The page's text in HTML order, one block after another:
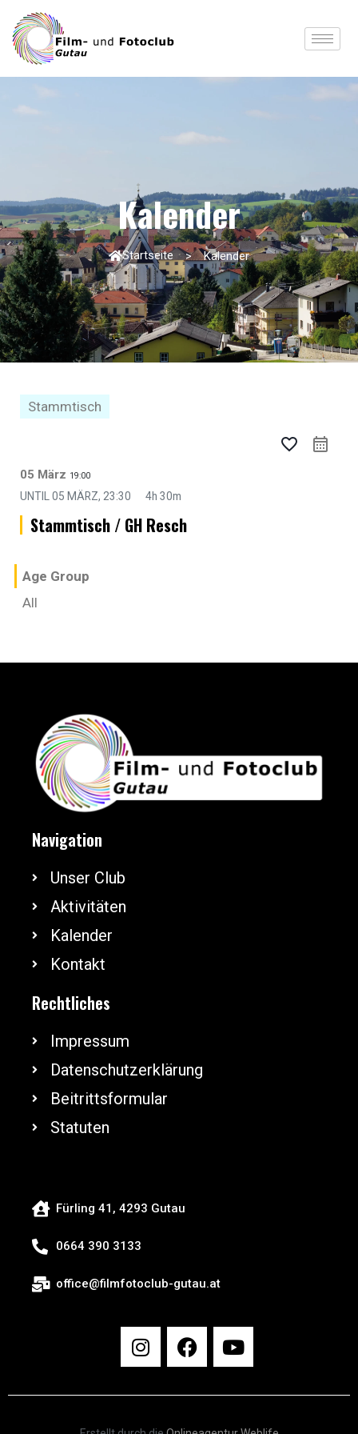
Kalender
Startseite > Kalender
Stammtisch
favorite_border
05 März 19:00
UNTIL05 MÄRZ, 23:30 4h 30m
Stammtisch / GH Resch
Age Group
All
Navigation
Unser Club
Aktivitäten
Kalender
Kontakt
Rechtliches
Impressum
Datenschutzerklärung
Beitrittsformular
Statuten
Fürling 41, 4293 Gutau
0664 390 3133
office@filmfotoclub-gutau.at